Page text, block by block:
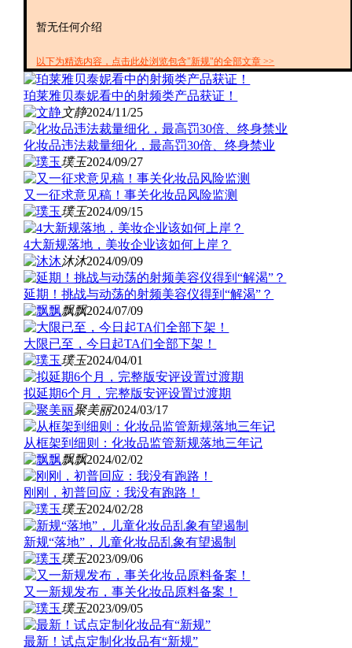
暂无任何介绍
以下为精选内容，点击此处浏览包含"新规"的全部文章 >>
珀莱雅贝泰妮看中的射频类产品获证！
文静2024/11/25
化妆品违法裁量细化，最高罚30倍、终身禁业
璞玉2024/09/27
又一征求意见稿！事关化妆品风险监测
璞玉2024/09/15
4大新规落地，美妆企业该如何上岸？
沐沐2024/09/09
延期！挑战与动荡的射频美容仪得到“解渴”？
飘飘2024/07/09
大限已至，今日起TA们全部下架！
璞玉2024/04/01
拟延期6个月，完整版安评设置过渡期
聚美丽2024/03/17
从框架到细则：化妆品监管新规落地三年记
飘飘2024/02/02
刚刚，初普回应：我没有跑路！
璞玉2024/02/28
新规“落地”，儿童化妆品乱象有望遏制
璞玉2023/09/06
又一新规发布，事关化妆品原料备案！
璞玉2023/09/05
最新！试点定制化妆品有“新规”